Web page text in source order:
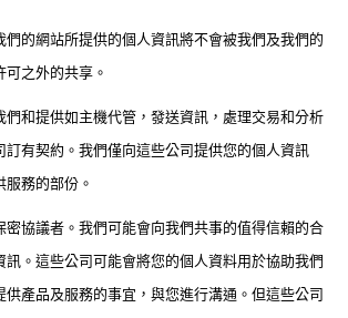
們的網站所提供的個人資訊將不會被我們及我們的
可之外的共享。
們和提供如主機代管，發送資訊，處理交易和分析
訂有契約。我們僅向這些公司提供您的個人資訊
務的部份。
密協議者。我們可能會向我們共事的值得信賴的合
訊。這些公司可能會將您的個人資料用於協助我們
供產品及服務的事宜，與您進行溝通。但這些公司